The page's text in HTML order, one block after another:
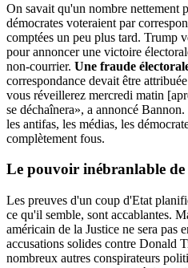
On savait qu'un nombre nettement
démocrates voteraient par
comptées un peu plus tard. Trump
pour annoncer une victoire
non-courrier. Une fraude
correspondance devait être
vous réveillerez mercredi matin
se déchaînera», a annoncé
les antifas, les médias, les
complètement fous.
Le pouvoir inébranlable
Les preuves d'un coup d'Etat
ce qu'il semble, sont accablantes.
américain de la Justice ne sera pas
accusations solides contre Donald
nombreux autres conspirateurs